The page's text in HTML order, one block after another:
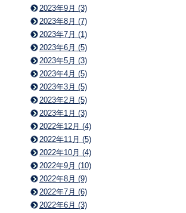
2023年9月 (3)
2023年8月 (7)
2023年7月 (1)
2023年6月 (5)
2023年5月 (3)
2023年4月 (5)
2023年3月 (5)
2023年2月 (5)
2023年1月 (3)
2022年12月 (4)
2022年11月 (5)
2022年10月 (4)
2022年9月 (10)
2022年8月 (9)
2022年7月 (6)
2022年6月 (3)